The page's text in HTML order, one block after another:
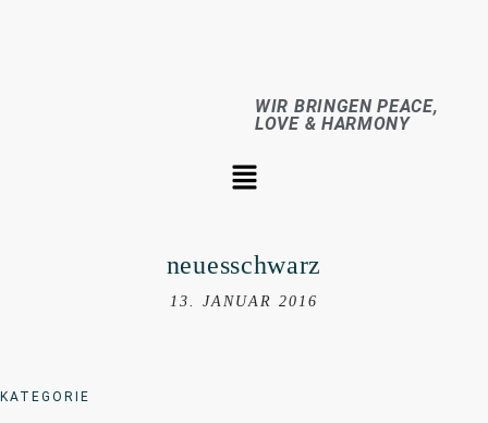
WIR BRINGEN PEACE,
LOVE & HARMONY
neuesschwarz
13. JANUAR 2016
KATEGORIE